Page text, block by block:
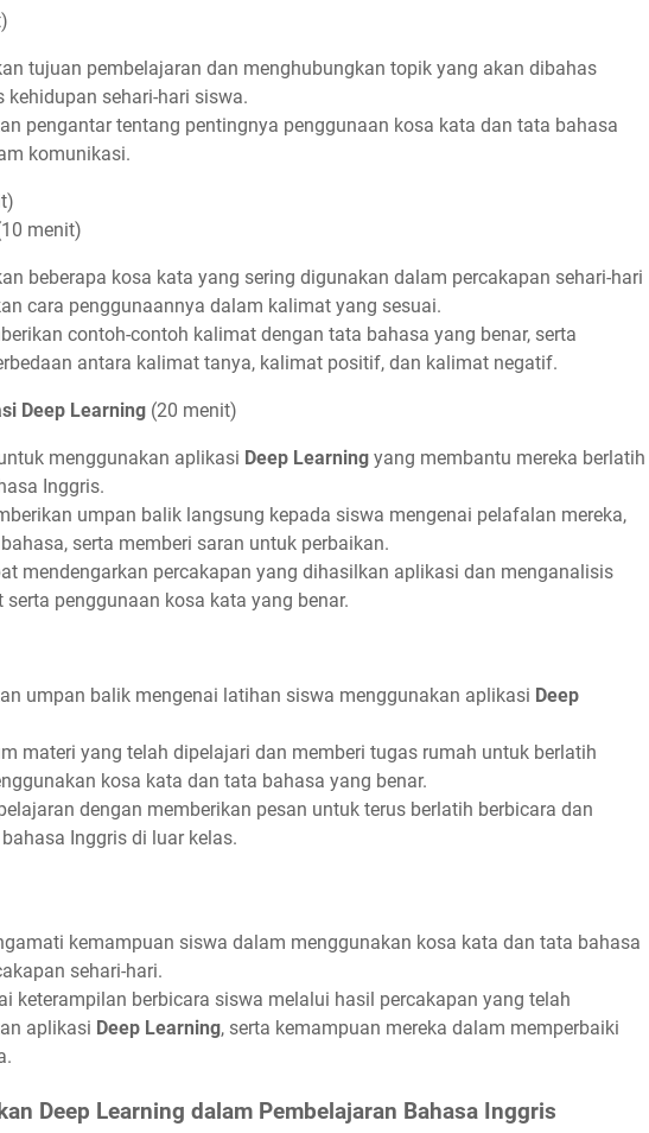
tujuan pembelajaran dan menghubungkan topik yang akan dibahas
kehidupan sehari-hari siswa.
pengantar tentang pentingnya penggunaan kosa kata dan tata bahasa
komunikasi.
menit)
beberapa kosa kata yang sering digunakan dalam percakapan sehari-hari
cara penggunaannya dalam kalimat yang sesuai.
contoh-contoh kalimat dengan tata bahasa yang benar, serta
antara kalimat tanya, kalimat positif, dan kalimat negatif.
Deep Learning (20 menit)
menggunakan aplikasi Deep Learning yang membantu mereka berlatih
Inggris.
umpan balik langsung kepada siswa mengenai pelafalan mereka,
serta memberi saran untuk perbaikan.
mendengarkan percakapan yang dihasilkan aplikasi dan menganalisis
penggunaan kosa kata yang benar.
umpan balik mengenai latihan siswa menggunakan aplikasi Deep
materi yang telah dipelajari dan memberi tugas rumah untuk berlatih
kosa kata dan tata bahasa yang benar.
dengan memberikan pesan untuk terus berlatih berbicara dan
Inggris di luar kelas.
kemampuan siswa dalam menggunakan kosa kata dan tata bahasa
sehari-hari.
keterampilan berbicara siswa melalui hasil percakapan yang telah
aplikasi Deep Learning, serta kemampuan mereka dalam memperbaiki
Deep Learning dalam Pembelajaran Bahasa Inggris